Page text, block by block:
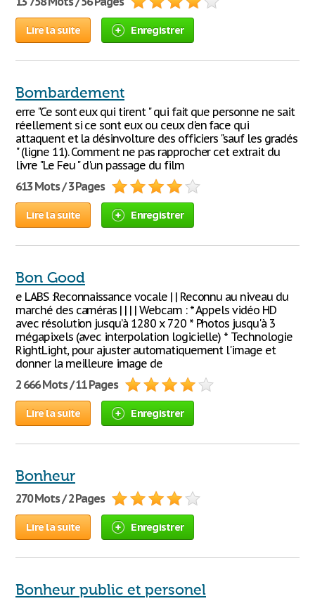
Lire la suite Enregistrer
Bombardement
erre "Ce sont eux qui tirent " qui fait que personne ne sait
réellement si ce sont eux ou ceux d'en face qui
attaquent et la désinvolture des officiers "sauf les gradés
" (ligne 11). Comment ne pas rapprocher cet extrait du
livre "Le Feu " d'un passage du film
613 Mots / 3 Pages
Lire la suite Enregistrer
Bon Good
e LABS :Reconnaissance vocale | | Reconnu au niveau du
marché des caméras | | | | Webcam : * Appels vidéo HD
avec résolution jusqu’à 1280 x 720 * Photos jusqu'à 3
mégapixels (avec interpolation logicielle) * Technologie
RightLight, pour ajuster automatiquement l'image et
donner la meilleure image de
2 666 Mots / 11 Pages
Lire la suite Enregistrer
Bonheur
270 Mots / 2 Pages
Lire la suite Enregistrer
Bonheur public et personel